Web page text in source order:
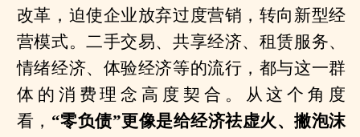
改革，迫使企业放弃过度营销，转向新型经
营模式。二手交易、共享经济、租赁服务、
情绪经济、体验经济等的流行，都与这一群
体的消费理念高度契合。从这个角度
看， “零负债”更像是给经济祛虚火、撇泡沫